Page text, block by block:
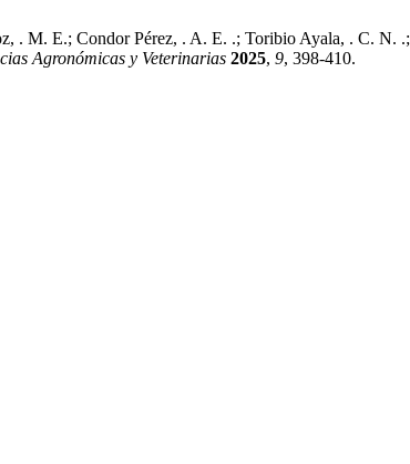
. M. E.; Condor Pérez, . A. E. .; Toribio Ayala, . C. N.
Agronómicas y Veterinarias 2025, 9, 398-410.